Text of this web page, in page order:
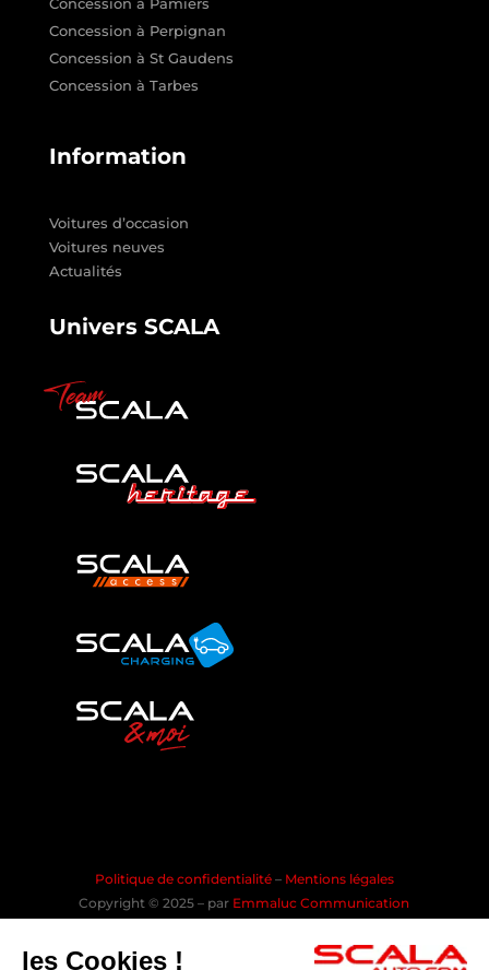
Concession à Perpignan
Concession à St Gaudens
Concession à Tarbes
Information
Voitures d’occasion
Voitures neuves
Actualités
Univers SCALA
Politique de confidentialité – Mentions légales
Copyright © 2025 – par Emmaluc Communication
les Cookies !